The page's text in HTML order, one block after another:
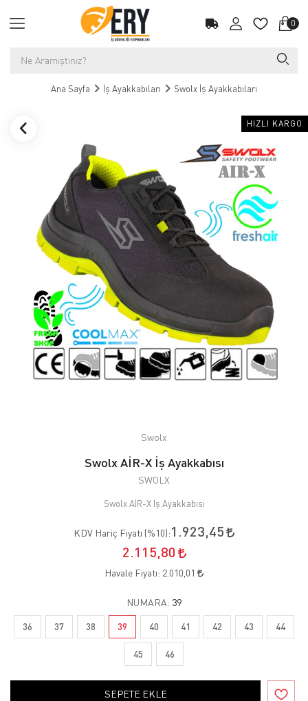
0
Ana Sayfa İş Ayakkabıları Swolx İş Ayakkabıları
HIZLI KARGO
Swolx
Swolx AİR-X İş Ayakkabısı
SWOLX
Swolx AİR-X İş Ayakkabısı
KDV Hariç Fiyatı (%10):1.923,45
2.115,80
Havale Fiyatı: 2.010,01
NUMARA: 39
36 37 38 39 40 41 42 43 44
45 46
SEPETE EKLE